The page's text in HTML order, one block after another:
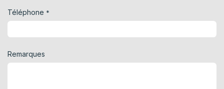
Téléphone *
Remarques